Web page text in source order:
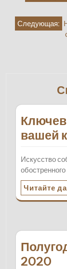
записям
Следующая:
вашей
Искусство
обостренного
Читайте
2020